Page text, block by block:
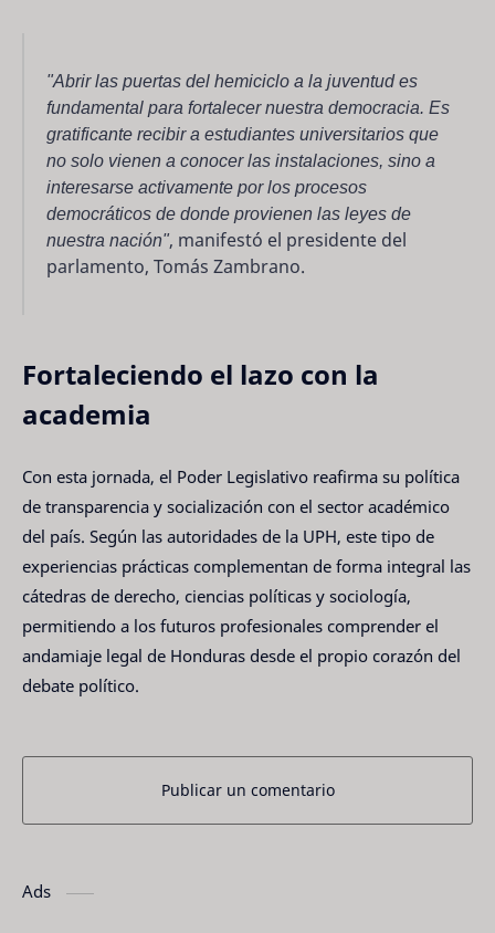
"Abrir las puertas del hemiciclo a la juventud es
fundamental para fortalecer nuestra democracia. Es
gratificante recibir a estudiantes universitarios que
no solo vienen a conocer las instalaciones, sino a
interesarse activamente por los procesos
democráticos de donde provienen las leyes de
nuestra nación", manifestó el presidente del
parlamento, Tomás Zambrano.
Fortaleciendo el lazo con la
academia
Con esta jornada, el Poder Legislativo reafirma su política
de transparencia y socialización con el sector académico
del país. Según las autoridades de la UPH, este tipo de
experiencias prácticas complementan de forma integral las
cátedras de derecho, ciencias políticas y sociología,
permitiendo a los futuros profesionales comprender el
andamiaje legal de Honduras desde el propio corazón del
debate político.
Publicar un comentario
Ads